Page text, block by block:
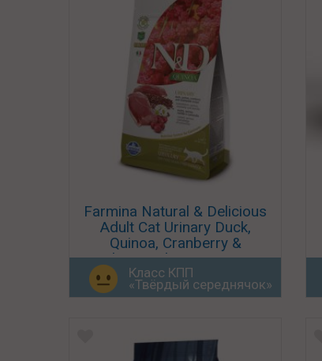
Farmina Natural & Delicious
Adult Cat Urinary Duck,
Quinoa, Cranberry &
Chamomile Grain Free
Класс КПП
«Твёрдый середнячок»